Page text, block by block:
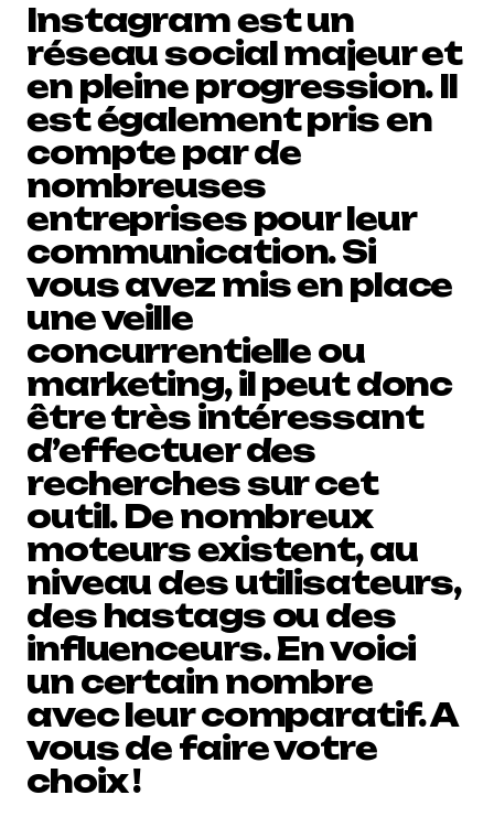
Instagram est un
réseau social majeur et
en pleine progression. Il
est également pris en
compte par de
nombreuses
entreprises pour leur
communication. Si
vous avez mis en place
une veille
concurrentielle ou
marketing, il peut donc
être très intéressant
d’effectuer des
recherches sur cet
outil. De nombreux
moteurs existent, au
niveau des utilisateurs,
des hastags ou des
influenceurs. En voici
un certain nombre
avec leur comparatif. A
vous de faire votre
choix !